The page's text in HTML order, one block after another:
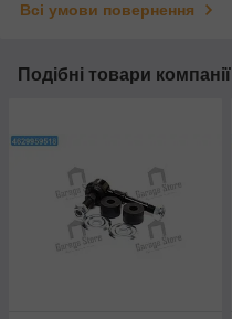
Всі умови повернення
Подібні товари компанії